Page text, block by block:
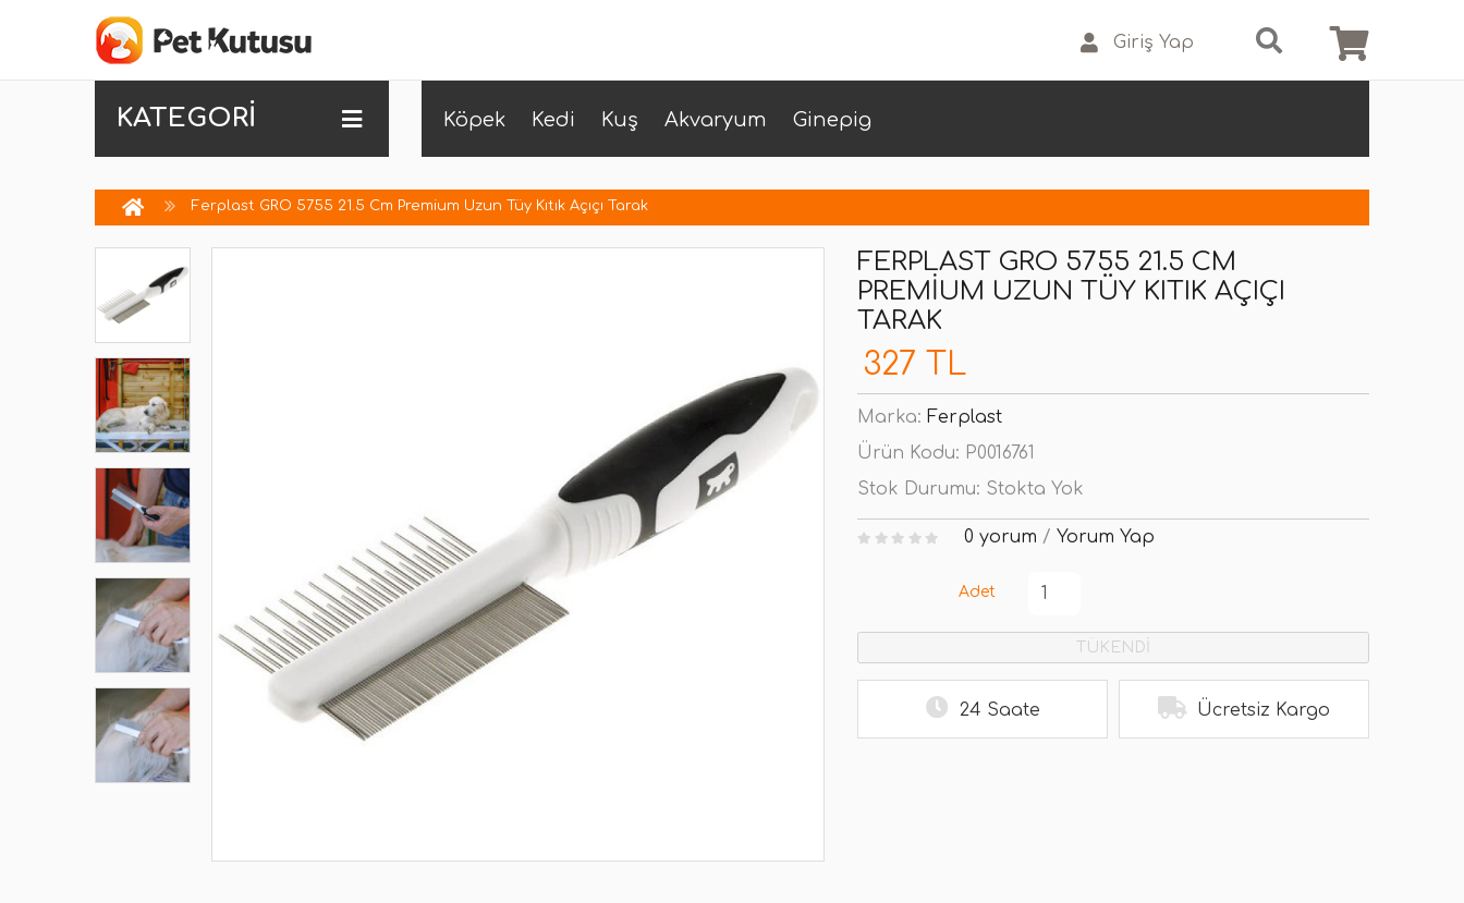
Giriş Yap
KATEGORİ Köpek Kedi Kuş Akvaryum Ginepig
Ferplast GRO 5755 21.5 Cm Premium Uzun Tüy Kıtık Açıçı Tarak
FERPLAST GRO 5755 21.5 CM
PREMIUM UZUN TÜY KITIK AÇIÇI
TARAK
327 TL
Marka: Ferplast
Ürün Kodu: P0016761
Stok Durumu: Stokta Yok
0 yorum / Yorum Yap
Adet
TÜKENDİ
24 Saate Ücretsiz Kargo